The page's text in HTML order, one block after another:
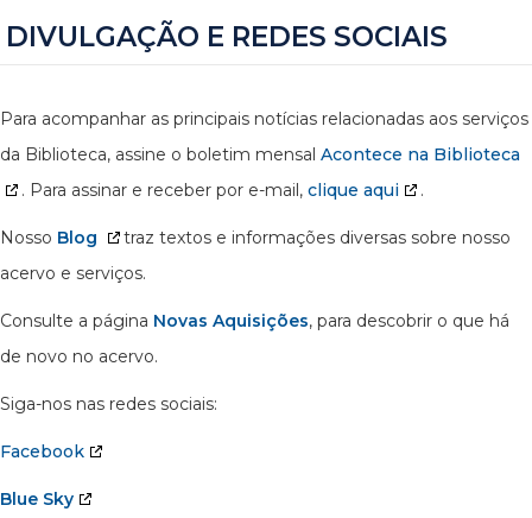
DIVULGAÇÃO E REDES SOCIAIS
Para acompanhar as principais notícias relacionadas aos serviços
da Biblioteca, assine o boletim mensal Acontece na Biblioteca
. Para assinar e receber por e-mail, clique aqui .
Nosso Blog
traz textos e informações diversas sobre nosso
acervo e serviços.
Consulte a página Novas Aquisições, para descobrir o que há
de novo no acervo.
Siga-nos nas redes sociais:
Facebook
Blue Sky